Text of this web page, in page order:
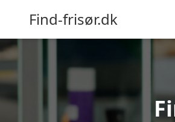
Find-frisør.dk